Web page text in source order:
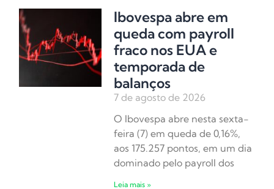
Ibovespa abre em
queda com payroll
fraco nos EUA e
temporada de
balanços
7 de agosto de 2026
O Ibovespa abre nesta sexta-
feira (7) em queda de 0,16%,
aos 175.257 pontos, em um dia
dominado pelo payroll dos
Leia mais »